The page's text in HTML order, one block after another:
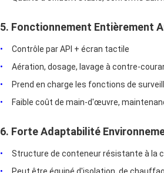
5. Fonctionnement Entièrement
Contrôle par API + écran tactile
Aération, dosage, lavage à contre-
Prend en charge les fonctions de
Faible coût de main-d'œuvre,
6. Forte Adaptabilité
Structure de conteneur résistante à la